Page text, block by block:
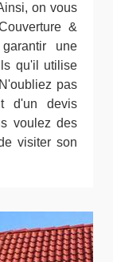
on vous
&
une
qu'il utilise
pas
d'un devis
voulez des
visiter son